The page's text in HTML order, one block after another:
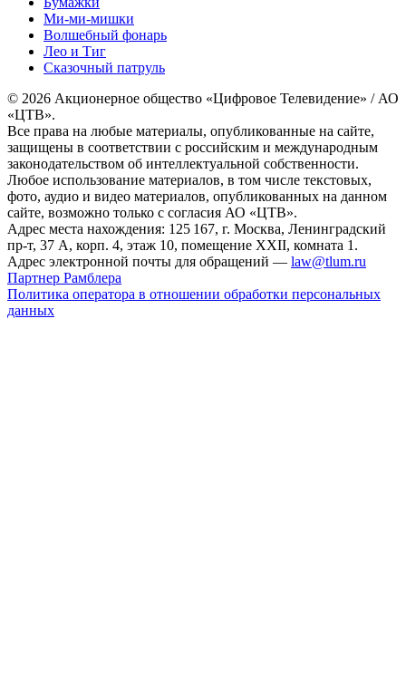
Ми-ми-мишки
Волшебный фонарь
Лео и Тиг
Сказочный патруль
© 2026 Акционерное общество «Цифровое Телевидение» / АО
«ЦТВ».
Все права на любые материалы, опубликованные на сайте,
защищены в соответствии с российским и международным
законодательством об интеллектуальной собственности.
Любое использование материалов, в том числе текстовых,
фото, аудио и видео материалов, опубликованных на данном
сайте, возможно только с согласия АО «ЦТВ».
Адрес места нахождения: 125 167, г. Москва, Ленинградский
пр-т, 37 А, корп. 4, этаж 10, помещение XXII, комната 1.
Адрес электронной почты для обращений — law@tlum.ru
Партнер Рамблера
Политика оператора в отношении обработки персональных
данных